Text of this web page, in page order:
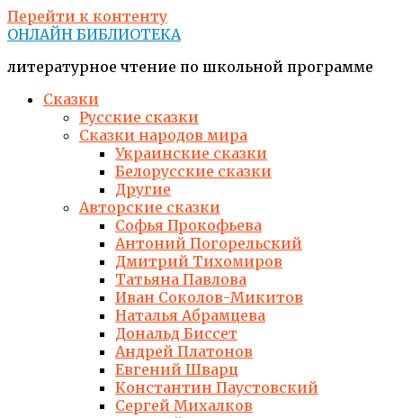
Перейти к контенту
ОНЛАЙН БИБЛИОТЕКА
литературное чтение по школьной программе
Сказки
Русские сказки
Сказки народов мира
Украинские сказки
Белорусские сказки
Другие
Авторские сказки
Софья Прокофьева
Антоний Погорельский
Дмитрий Тихомиров
Татьяна Павлова
Иван Соколов-Микитов
Наталья Абрамцева
Дональд Биссет
Андрей Платонов
Евгений Шварц
Константин Паустовский
Сергей Михалков